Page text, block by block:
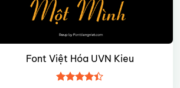
Font Việt Hóa UVN Kieu